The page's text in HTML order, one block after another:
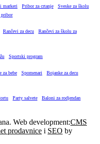
markeri Pribor za crtanje
Sveske za školu
Rančevi za decu
Rančevi za školu za
Sportski program
za bebe Spomenari
Bojanke za decu
Party salvete
Baloni za rodjendan
Web development:CMS
prodavnice i SEO by